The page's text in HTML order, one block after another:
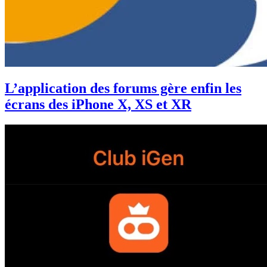
L’application des forums gère enfin les
écrans des iPhone X, XS et XR